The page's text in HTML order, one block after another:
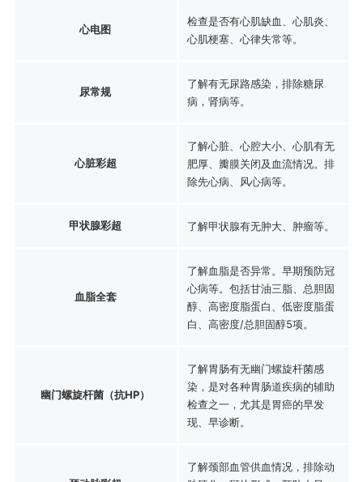
心电图
检查是否有心肌缺血、心肌炎、
心肌梗塞、心律失常等。
尿常规
了解有无尿路感染，排除糖尿
病，肾病等。
心脏彩超
了解心脏、心腔大小、心肌有无
肥厚、瓣膜关闭及血流情况。排
除先心病、风心病等。
甲状腺彩超 了解甲状腺有无肿大、肿瘤等。
血脂全套
了解血脂是否异常。早期预防冠
心病等。包括甘油三脂、总胆固
醇、高密度脂蛋白、低密度脂蛋
白、高密度/总胆固醇5项。
幽门螺旋杆菌（抗HP）
了解胃肠有无幽门螺旋杆菌感
染，是对各种胃肠道疾病的辅助
检查之一，尤其是胃癌的早发
现、早诊断。
了解颈部血管供血情况，排除动